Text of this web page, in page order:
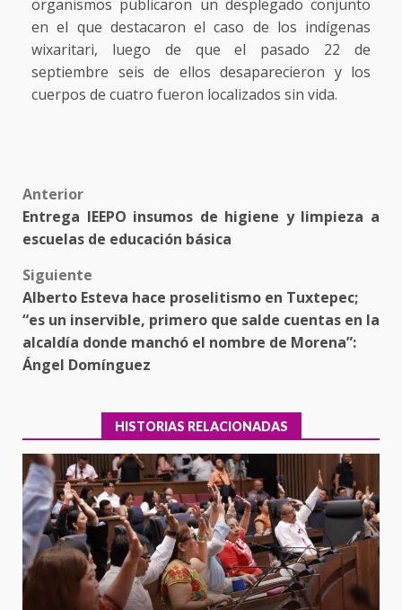
organismos publicaron un desplegado conjunto
en el que destacaron el caso de los indígenas
wixaritari, luego de que el pasado 22 de
septiembre seis de ellos desaparecieron y los
cuerpos de cuatro fueron localizados sin vida.
Post
navigation
Anterior
Entrega IEEPO insumos de higiene y limpieza a
escuelas de educación básica
Siguiente
Alberto Esteva hace proselitismo en Tuxtepec;
“es un inservible, primero que salde cuentas en la
alcaldía donde manchó el nombre de Morena”:
Ángel Domínguez
HISTORIAS RELACIONADAS